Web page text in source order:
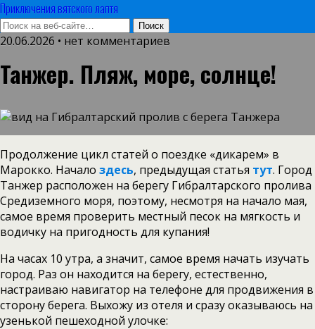
Приключения вятского лаптя
20.06.2026 • нет комментариев
Танжер. Пляж, море, солнце!
Продолжение цикл статей о поездке «дикарем» в
Марокко. Начало здесь, предыдущая статья тут. Город
Танжер расположен на берегу Гибралтарского пролива
Средиземного моря, поэтому, несмотря на начало мая,
самое время проверить местный песок на мягкость и
водичку на пригодность для купания!
На часах 10 утра, а значит, самое время начать изучать
город. Раз он находится на берегу, естественно,
настраиваю навигатор на телефоне для продвижения в
сторону берега. Выхожу из отеля и сразу оказываюсь на
узенькой пешеходной улочке: